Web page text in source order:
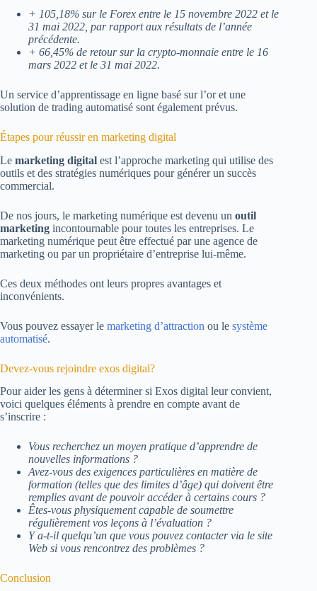
+ 105,18% sur le Forex entre le 15 novembre 2022 et le
31 mai 2022, par rapport aux résultats de l’année
précédente.
+ 66,45% de retour sur la crypto-monnaie entre le 16
mars 2022 et le 31 mai 2022.
Un service d’apprentissage en ligne basé sur l’or et une
solution de trading automatisé sont également prévus.
Étapes pour réussir en marketing digital
Le marketing digital est l’approche marketing qui utilise des
outils et des stratégies numériques pour générer un succès
commercial.
De nos jours, le marketing numérique est devenu un outil
marketing incontournable pour toutes les entreprises. Le
marketing numérique peut être effectué par une agence de
marketing ou par un propriétaire d’entreprise lui-même.
Ces deux méthodes ont leurs propres avantages et
inconvénients.
Vous pouvez essayer le marketing d’attraction ou le système
automatisé.
Devez-vous rejoindre exos digital?
Pour aider les gens à déterminer si Exos digital leur convient,
voici quelques éléments à prendre en compte avant de
s’inscrire :
Vous recherchez un moyen pratique d’apprendre de
nouvelles informations ?
Avez-vous des exigences particulières en matière de
formation (telles que des limites d’âge) qui doivent être
remplies avant de pouvoir accéder à certains cours ?
Êtes-vous physiquement capable de soumettre
régulièrement vos leçons à l’évaluation ?
Y a-t-il quelqu’un que vous pouvez contacter via le site
Web si vous rencontrez des problèmes ?
Conclusion